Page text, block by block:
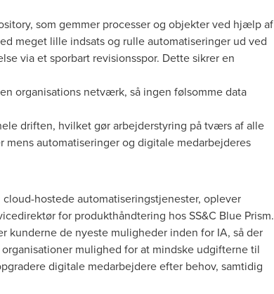
som gemmer processer og objekter ved hjælp af
meget lille indsats og rulle automatiseringer ud ved
via et sporbart revisionsspor. Dette sikrer en
organisations netværk, så ingen følsomme data
driften, hvilket gør arbejderstyring på tværs af alle
automatiseringer og digitale medarbejderes
hostede automatiseringstjenester, oplever
for produkthåndtering hos SS&C Blue Prism.
kunderne de nyeste muligheder inden for IA, så der
mulighed for at mindske udgifterne til
digitale medarbejdere efter behov, samtidig